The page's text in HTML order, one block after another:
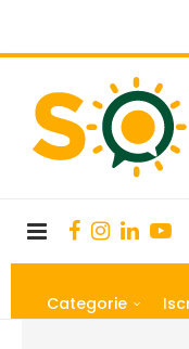
Categorie